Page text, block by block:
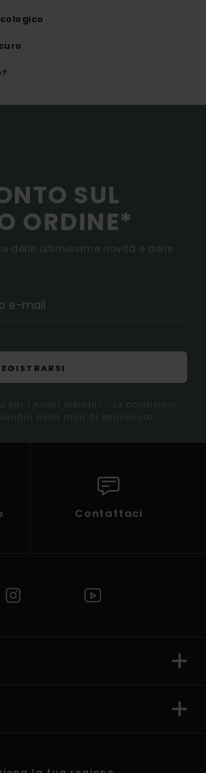
SUL
ORDINE*
delle ultimissime novità e delle
per i nuovi membri - Le condizioni
nella mail di benvenuto
Contattaci